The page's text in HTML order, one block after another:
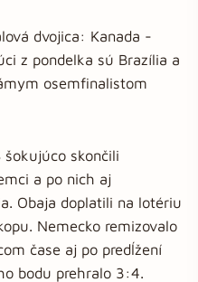
dvojica: Kanada -
z pondelka sú Brazília a
osemfinalistom
šokujúco skončili
a po nich aj
Obaja doplatili na lotériu
Nemecko remizovalo
čase aj po predĺžení
bodu prehralo 3:4.